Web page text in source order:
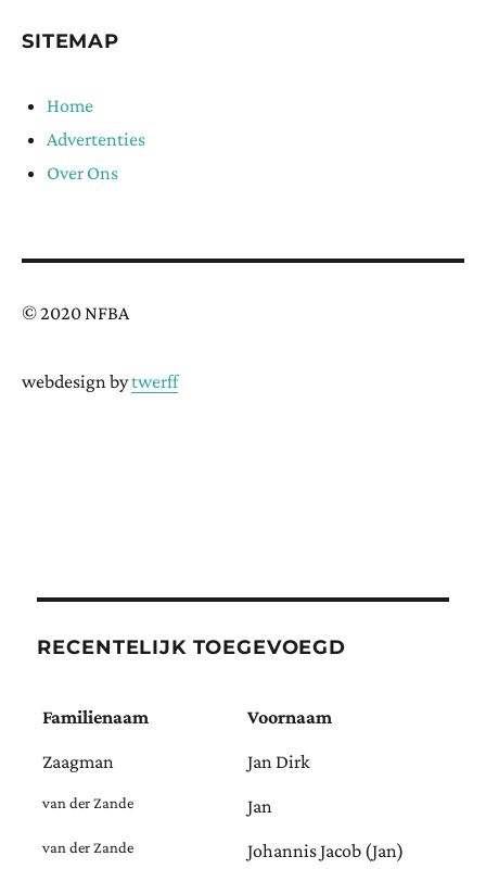
SITEMAP
Home
Advertenties
Over Ons
© 2020 NFBA
webdesign bytwerff
RECENTELIJK TOEGEVOEGD
Familienaam Voornaam
Zaagman Jan Dirk
van der Zande Jan
van der Zande Johannis Jacob (Jan)